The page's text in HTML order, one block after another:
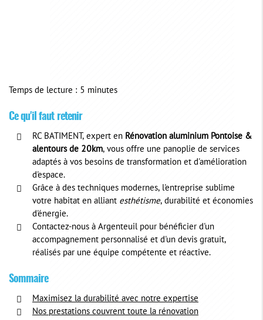
Temps de lecture : 5 minutes
Ce qu'il faut retenir
RC BATIMENT, expert en Rénovation aluminium Pontoise &
alentours de 20km, vous offre une panoplie de services
adaptés à vos besoins de transformation et d'amélioration
d'espace.
Grâce à des techniques modernes, l'entreprise sublime
votre habitat en alliant esthétisme, durabilité et économies
d'énergie.
Contactez-nous à Argenteuil pour bénéficier d'un
accompagnement personnalisé et d'un devis gratuit,
réalisés par une équipe compétente et réactive.
Sommaire
Maximisez la durabilité avec notre expertise
Nos prestations couvrent toute la rénovation